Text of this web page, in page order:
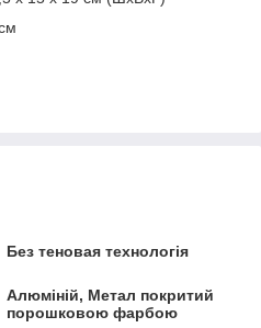
Без теновая технологія
Алюміній, Метал покритий
порошковою фарбою